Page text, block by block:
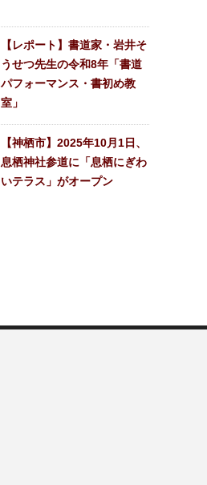
【レポート】書道家・岩井そ
うせつ先生の令和8年「書道
パフォーマンス・書初め教
室」
【神栖市】2025年10月1日、
息栖神社参道に「息栖にぎわ
いテラス」がオープン